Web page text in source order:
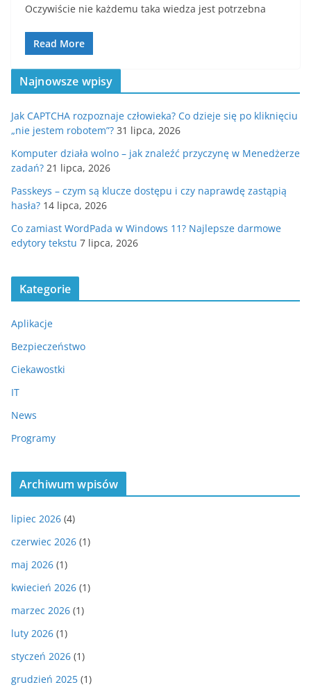
Oczywiście nie każdemu taka wiedza jest potrzebna
Read More
Najnowsze wpisy
Jak CAPTCHA rozpoznaje człowieka? Co dzieje się po kliknięciu
„nie jestem robotem”? 31 lipca, 2026
Komputer działa wolno – jak znaleźć przyczynę w Menedżerze
zadań? 21 lipca, 2026
Passkeys – czym są klucze dostępu i czy naprawdę zastąpią
hasła? 14 lipca, 2026
Co zamiast WordPada w Windows 11? Najlepsze darmowe
edytory tekstu 7 lipca, 2026
Kategorie
Aplikacje
Bezpieczeństwo
Ciekawostki
IT
News
Programy
Archiwum wpisów
lipiec 2026 (4)
czerwiec 2026 (1)
maj 2026 (1)
kwiecień 2026 (1)
marzec 2026 (1)
luty 2026 (1)
styczeń 2026 (1)
grudzień 2025 (1)